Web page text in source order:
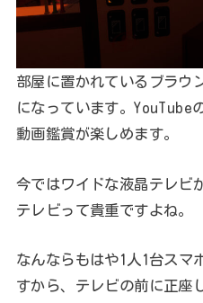
部屋に置かれているブラウ
になっています。YouTube
動画鑑賞が楽しめます。
今ではワイドな液晶テレビ
テレビって貴重ですよね。
なんならもはや1人1台スマ
すから、テレビの前に正座